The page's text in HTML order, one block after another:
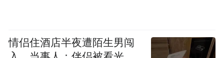
置。对于长期吃的人来说,这种稳定的利用效
情侣住酒店半夜遭陌生男闯